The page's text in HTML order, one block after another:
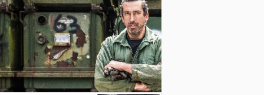
4450 kg/2,0 m, 2300 kg/4,3 m,
hengerűrtartalom 5955 ccm, üres
videó: , Daru videó: , Mi is
Viber segítségével., A szállítását a
megszervezzük., Kérésre távolról is
(díjköteles)., Gyors és egyszerű
a törvényes áfát kaucióként kell
talál. Szívesen válaszolunk